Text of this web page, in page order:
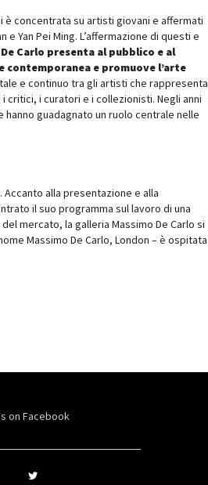
è concentrata su artisti giovani e affermati
Yan Pei Ming. L’affermazione di questi e
Carlo presenta al pubblico e al
e promuove l’arte
e continuo tra gli artisti che rappresenta
i curatori e i collezionisti. Negli anni
guadagnato un ruolo centrale nelle
Accanto alla presentazione e alla
il suo programma sul lavoro di una
mercato, la galleria Massimo De Carlo si
Massimo De Carlo, London – è ospitata
on Facebook